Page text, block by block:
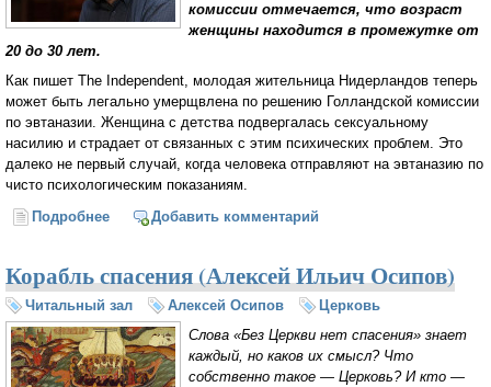
комиссии отмечается, что возраст
женщины находится в промежутке от
20 до 30 лет.
Как пишет The Independent, молодая жительница Нидерландов теперь
может быть легально умерщвлена по решению Голландской комиссии
по эвтаназии. Женщина с детства подвергалась сексуальному
насилию и страдает от связанных с этим психических проблем. Это
далеко не первый случай, когда человека отправляют на эвтаназию по
чисто психологическим показаниям.
Подробнее о Идеалы смерти (Сергей Худиев)
Добавить комментарий
Корабль спасения (Алексей Ильич Осипов)
Читальный зал Алексей Осипов
Церковь
Слова «Без Церкви нет спасения» знает
каждый, но каков их смысл? Что
собственно такое — Церковь? И кто —